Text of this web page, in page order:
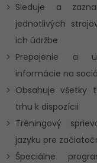
Sleduje a
jednotlivých
ich údržbe
Prepojenie a
informácie na
Obsahuje všetky
trhu k dispozícii
Tréningový
jazyku pre
Špeciálne